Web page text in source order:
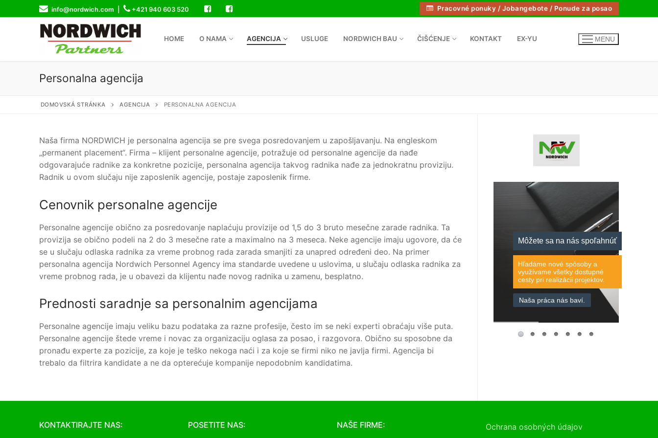
to
info@nordwich.com | +421 940 603 520 Pracovné ponuky / Jobangebote / Ponude za posao
HOME O NAMA AGENCIJA USLUGE NORDWICH BAU ČIŠĆENJE KONTAKT EX-YU MENU
Personalna agencija
DOMOVSKÁ STRÁNKA AGENCIJA PERSONALNA AGENCIJA
Naša firma NORDWICH je personalna agencija se pre svega posredovanjem u zapošljavanju. Na engleskom
„permanent placement“. Firma – klijent personalne agencije, potražuje od personalne agencije da nađe
odgovarajuće radnike za konkretne pozicije, personalna agencija takvog radnika nađe za jednokratnu proviziju.
Radnik u ovom slučaju nije zaposlenik agencije, postaje zaposlenik firme.
Cenovnik personalne agencije
Personalne agencije obično za posredovanje naplaćuju provizije od 1,5 do 3 bruto mesečne zarade radnika. Ta
provizija se obično podeli na 2 do 3 mesečne rate a maximalno na 3 meseca. Neke agencije imaju ugovore, da će
se u slučaju odlaska radnika za vreme probnog rada zarada smanjiti za unapred određeni deo. Na primer
personalna agencija Nordwich Personnel Agency ima standarde uvedene u uslovima, u slučaju odlaska radnika za
vreme probnog rada, je u obavezi da klijentu nađe novog radnika u zamenu, besplatno.
Prednosti saradnje sa personalnim agencijama
Personalne agencije imaju veliku bazu podataka za razne profesije, često im se neki experti obraćaju više puta.
Personalne agencije štede vreme i novac za organizaciju oglasa za posao, i razgovora. Obično su sposobne da
pronađu experte za pozicije, za koje je teško nekoga naći i za koje se firmi niko ne javlja firmi. Agencija bi
trebalo da filtrira kandidate a ne da opterećuje kompanije nepodobnim kandidatima.
Môžete sa na nás spoľahnúť
Hľadáme nové spôsoby a
využívame všetky dostupné
cesty pri realizácii projektov.
Naša práca nás baví.
KONTAKTIRAJTE NAS: POSETITE NAS: NAŠE FIRME: Ochrana osobných údajov